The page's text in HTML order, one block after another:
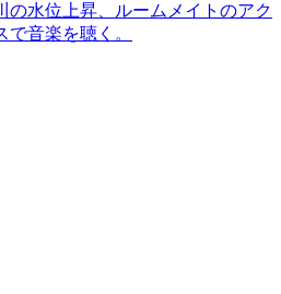
の水位上昇、ルームメイトのアク
音楽を聴く。